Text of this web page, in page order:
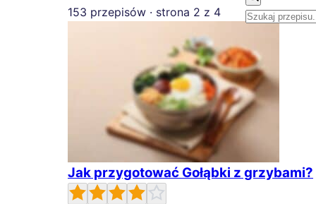
153 przepisów · strona 2 z 4
Jak przygotować Gołąbki z grzybami?